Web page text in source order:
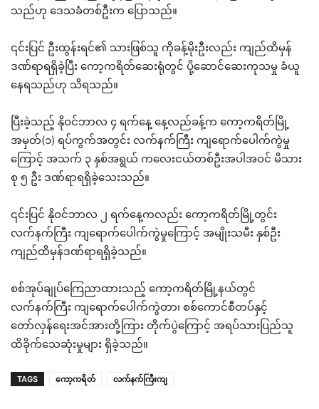
သည်ဟု ဒေသခံတစ်ဦးက ပြောသည်။
၎င်းပြင် ဦးထွန်းရင်၏ သားဖြစ်သူ ကိုခန့်မိုးဦးလည်း ကျည်ထိမှန်
ဒဏ်ရာရရှိခဲ့ပြီး ကော့ကရိတ်ဆေးရုံတွင် ပို့ဆောင်ဆေးကုသမှု ခံယူ
နေရသည်ဟု သိရသည်။
ပြီးခဲ့သည့် နိုဝင်ဘာလ ၄ ရက်နေ့ နေ့လည်ခန့်က ကော့ကရိတ်မြို့
အမှတ်(၁) ရပ်ကွက်အတွင်း လက်နက်ကြီး ကျရောက်ပေါက်ကွဲမှု
ကြောင့် အသက် ၃ နှစ်အရွယ် ကလေးငယ်တစ်ဦးအပါအဝင် မိသား
စု ၅ ဦး ဒဏ်ရာရရှိခဲ့သေးသည်။
၎င်းပြင် နိုဝင်ဘာလ ၂ ရက်နေ့ကလည်း ကော့ကရိတ်မြို့တွင်း
လက်နက်ကြီး ကျရောက်ပေါက်ကွဲမှုကြောင့် အမျိုးသမီး နှစ်ဦး
ကျည်ထိမှန်ဒဏ်ရာရရှိခဲ့သည်။
စစ်အုပ်ချုပ်ကြေညာထားသည့် ကော့ကရိတ်မြို့နယ်တွင်
လက်နက်ကြီး ကျရောက်ပေါက်ကွဲတာ၊ စစ်ကောင်စီတပ်နှင့်
တော်လှန်ရေးအင်အားတို့ကြား တိုက်ပွဲကြောင့် အရပ်သားပြည်သူ
ထိခိုက်သေဆုံးမှုများ ရှိခဲ့သည်။
TAGS ကော့ကရိတ် လက်နက်ကြီးကျ